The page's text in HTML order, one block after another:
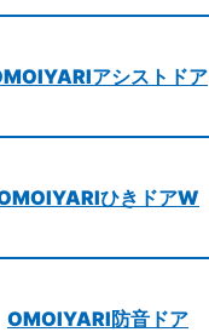
アシストドア
ひきドアW
OMOIYARI防音ドア